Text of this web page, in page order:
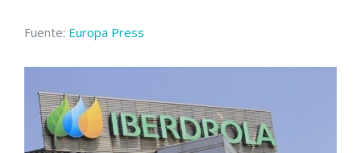
Fuente: Europa Press